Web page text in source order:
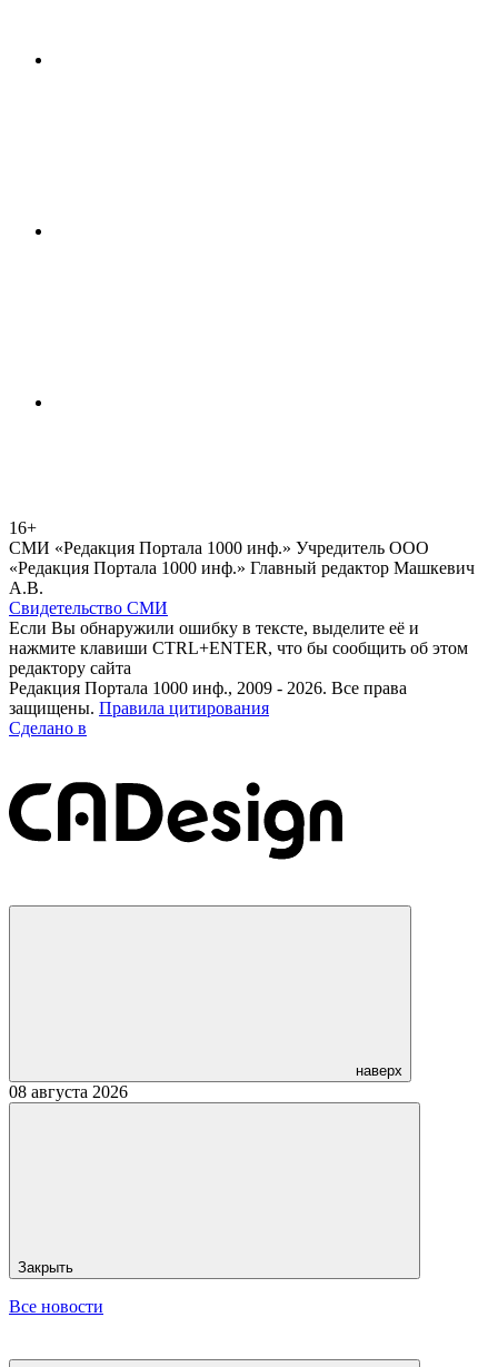
16+
СМИ «Редакция Портала 1000 инф.» Учредитель ООО
«Редакция Портала 1000 инф.» Главный редактор Машкевич
А.В.
Свидетельство СМИ
Если Вы обнаружили ошибку в тексте, выделите её и
нажмите клавиши CTRL+ENTER, что бы сообщить об этом
редактору сайта
Редакция Портала 1000 инф., 2009 - 2026. Все права
защищены. Правила цитирования
Сделано в
наверх
08 августа 2026
Закрыть
Все новости